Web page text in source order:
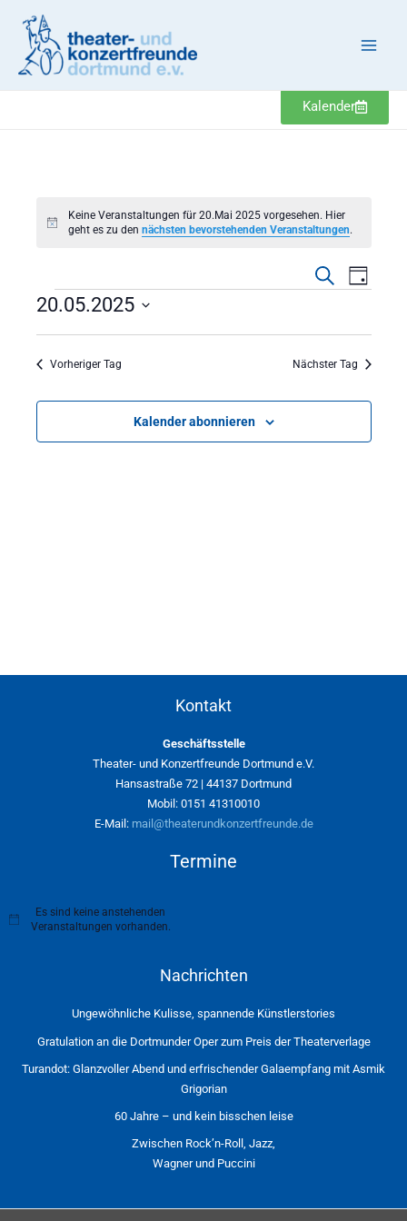
Inhalt
springen
Kalender
Hinweis
Keine Veranstaltungen für 20.Mai 2025 vorgesehen. Hier
geht es zu den nächsten bevorstehenden Veranstaltungen.
Suche
Ansichten,
Suche
Tag
20.05.2025
Vorheriger Tag Nächster Tag
Kalender abonnieren
Kontakt
Geschäftsstelle
Theater- und Konzertfreunde Dortmund e.V.
Hansastraße 72 | 44137 Dortmund
Mobil: 0151 41310010
E-Mail: mail@theaterundkonzertfreunde.de
Termine
H
Es sind keine anstehenden
Veranstaltungen vorhanden.
Nachrichten
Ungewöhnliche Kulisse, spannende Künstlerstories
Gratulation an die Dortmunder Oper zum Preis der Theaterverlage
Turandot: Glanzvoller Abend und erfrischender Galaempfang mit Asmik
Grigorian
60 Jahre – und kein bisschen leise
Zwischen Rock’n-Roll, Jazz,
Wagner und Puccini